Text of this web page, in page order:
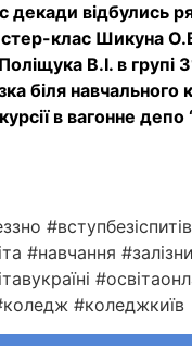
декади відбулись
клас Шикуна
В.І. в групі
біля навчального
в вагонне депо
#навчання
#коледжкиїв